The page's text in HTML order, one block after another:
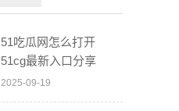
51吃瓜网怎么打开
51cg最新入口分享
2025-09-19